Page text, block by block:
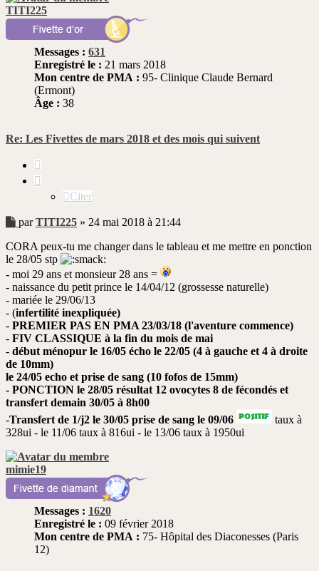
TITI225
Messages : 631
Enregistré le : 21 mars 2018
Mon centre de PMA : 95- Clinique Claude Bernard
(Ermont)
Âge : 38
Re: Les Fivettes de mars 2018 et des mois qui suivent
Citer
Message
lu
parTITI225 » 24 mai 2018 à 21:44
CORA peux-tu me changer dans le tableau et me mettre en ponction
le 28/05 stp
- moi 29 ans et monsieur 28 ans =
- naissance du petit prince le 14/04/12 (grossesse naturelle)
- mariée le 29/06/13
- (infertilité inexpliquée)
- PREMIER PAS EN PMA 23/03/18 (l'aventure commence)
- FIV CLASSIQUE à la fin du mois de mai
- début ménopur le 16/05 écho le 22/05 (4 à gauche et 4 à droite
de 10mm)
le 24/05 echo et prise de sang (10 fofos de 15mm)
- PONCTION le 28/05 résultat 12 ovocytes 8 de fécondés et
transfert demain 30/05 à 8h00
-Transfert de 1/j2 le 30/05 prise de sang le 09/06
taux à
328ui - le 11/06 taux à 816ui - le 13/06 taux à 1950ui
mimie19
Messages : 1620
Enregistré le : 09 février 2018
Mon centre de PMA : 75- Hôpital des Diaconesses (Paris
12)